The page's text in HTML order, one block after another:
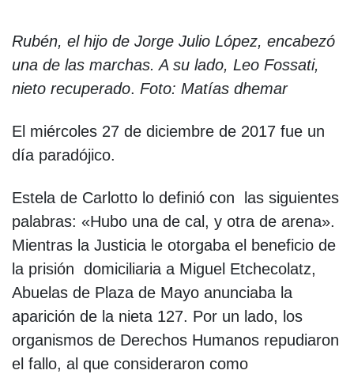
Rubén, el hijo de Jorge Julio López, encabezó
una de las marchas. A su lado, Leo Fossati,
nieto recuperado. Foto: Matías dhemar
El miércoles 27 de diciembre de 2017 fue un
día paradójico.
Estela de Carlotto lo definió con las siguientes
palabras: «Hubo una de cal, y otra de arena».
Mientras la Justicia le otorgaba el beneficio de
la prisión domiciliaria a Miguel Etchecolatz,
Abuelas de Plaza de Mayo anunciaba la
aparición de la nieta 127. Por un lado, los
organismos de Derechos Humanos repudiaron
el fallo, al que consideraron como